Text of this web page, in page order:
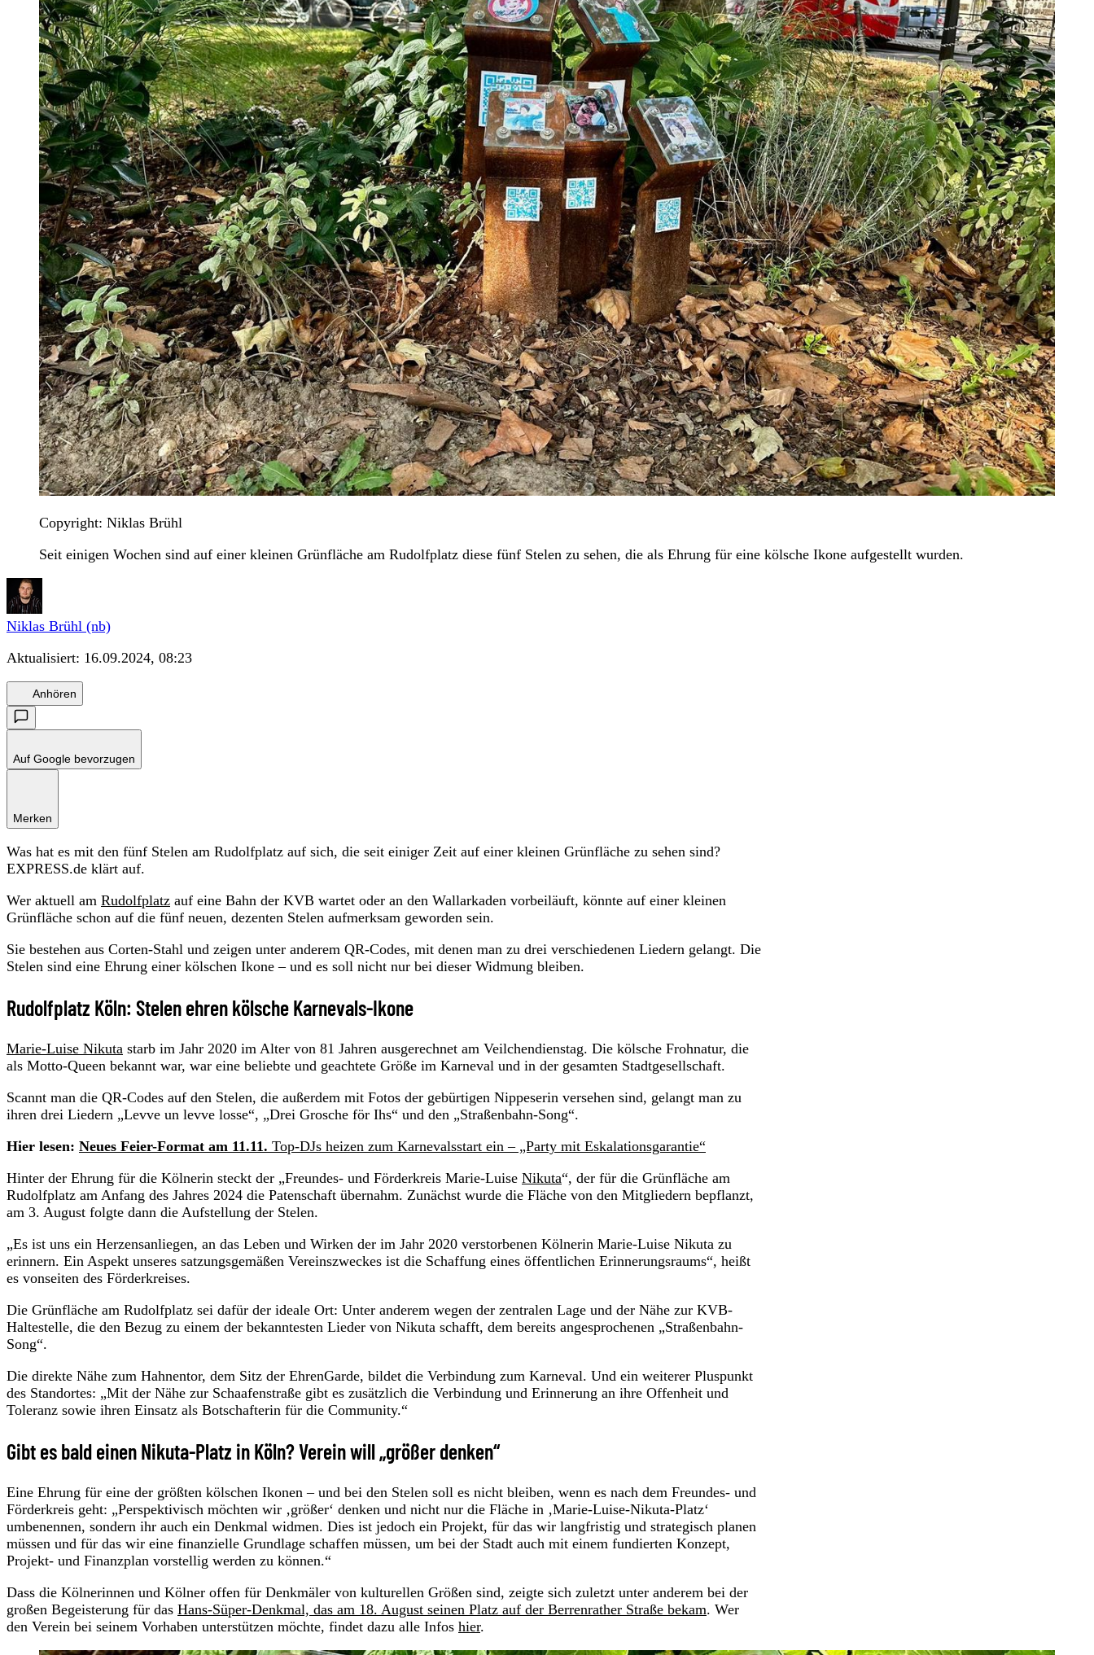
Copyright: Niklas Brühl
Seit einigen Wochen sind auf einer kleinen Grünfläche am Rudolfplatz diese fünf Stelen zu sehen, die als Ehrung für eine kölsche Ikone aufgestellt wurden.
Niklas Brühl (nb)
Aktualisiert: 16.09.2024, 08:23
Anhören
Auf Google bevorzugen
Merken
Was hat es mit den fünf Stelen am Rudolfplatz auf sich, die seit einiger Zeit auf einer kleinen Grünfläche zu sehen sind?
EXPRESS.de klärt auf.
Wer aktuell am Rudolfplatz auf eine Bahn der KVB wartet oder an den Wallarkaden vorbeiläuft, könnte auf einer kleinen
Grünfläche schon auf die fünf neuen, dezenten Stelen aufmerksam geworden sein.
Sie bestehen aus Corten-Stahl und zeigen unter anderem QR-Codes, mit denen man zu drei verschiedenen Liedern gelangt. Die
Stelen sind eine Ehrung einer kölschen Ikone – und es soll nicht nur bei dieser Widmung bleiben.
Rudolfplatz Köln: Stelen ehren kölsche Karnevals-Ikone
Marie-Luise Nikuta starb im Jahr 2020 im Alter von 81 Jahren ausgerechnet am Veilchendienstag. Die kölsche Frohnatur, die
als Motto-Queen bekannt war, war eine beliebte und geachtete Größe im Karneval und in der gesamten Stadtgesellschaft.
Scannt man die QR-Codes auf den Stelen, die außerdem mit Fotos der gebürtigen Nippeserin versehen sind, gelangt man zu
ihren drei Liedern „Levve un levve losse“, „Drei Grosche för Ihs“ und den „Straßenbahn-Song“.
Hier lesen: Neues Feier-Format am 11.11. Top-DJs heizen zum Karnevalsstart ein – „Party mit Eskalationsgarantie“
Hinter der Ehrung für die Kölnerin steckt der „Freundes- und Förderkreis Marie-Luise Nikuta“, der für die Grünfläche am
Rudolfplatz am Anfang des Jahres 2024 die Patenschaft übernahm. Zunächst wurde die Fläche von den Mitgliedern bepflanzt,
am 3. August folgte dann die Aufstellung der Stelen.
„Es ist uns ein Herzensanliegen, an das Leben und Wirken der im Jahr 2020 verstorbenen Kölnerin Marie-Luise Nikuta zu
erinnern. Ein Aspekt unseres satzungsgemäßen Vereinszweckes ist die Schaffung eines öffentlichen Erinnerungsraums“, heißt
es vonseiten des Förderkreises.
Die Grünfläche am Rudolfplatz sei dafür der ideale Ort: Unter anderem wegen der zentralen Lage und der Nähe zur KVB-
Haltestelle, die den Bezug zu einem der bekanntesten Lieder von Nikuta schafft, dem bereits angesprochenen „Straßenbahn-
Song“.
Die direkte Nähe zum Hahnentor, dem Sitz der EhrenGarde, bildet die Verbindung zum Karneval. Und ein weiterer Pluspunkt
des Standortes: „Mit der Nähe zur Schaafenstraße gibt es zusätzlich die Verbindung und Erinnerung an ihre Offenheit und
Toleranz sowie ihren Einsatz als Botschafterin für die Community.“
Gibt es bald einen Nikuta-Platz in Köln? Verein will „größer denken“
Eine Ehrung für eine der größten kölschen Ikonen – und bei den Stelen soll es nicht bleiben, wenn es nach dem Freundes- und
Förderkreis geht: „Perspektivisch möchten wir ‚größer‘ denken und nicht nur die Fläche in ‚Marie-Luise-Nikuta-Platz‘
umbenennen, sondern ihr auch ein Denkmal widmen. Dies ist jedoch ein Projekt, für das wir langfristig und strategisch planen
müssen und für das wir eine finanzielle Grundlage schaffen müssen, um bei der Stadt auch mit einem fundierten Konzept,
Projekt- und Finanzplan vorstellig werden zu können.“
Dass die Kölnerinnen und Kölner offen für Denkmäler von kulturellen Größen sind, zeigte sich zuletzt unter anderem bei der
großen Begeisterung für das Hans-Süper-Denkmal, das am 18. August seinen Platz auf der Berrenrather Straße bekam. Wer
den Verein bei seinem Vorhaben unterstützen möchte, findet dazu alle Infos hier.